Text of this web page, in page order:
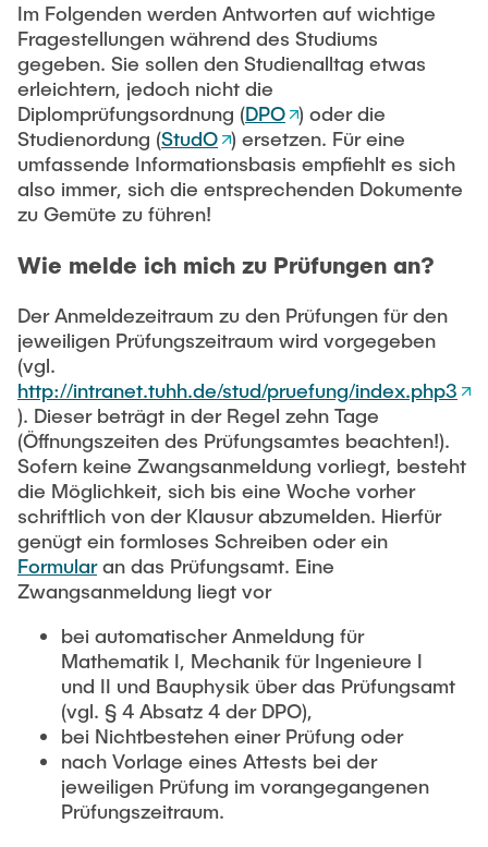
Newsroom
Pressemitteilungen
Flyer und Broschüren
Magazin spektrum
Veranstaltungen
Merchandise-Shop
Arbeiten an der TU Hamburg
Stellenausschreibungen
Berufsausbildung und Praktika
Berufungen
Neue Mitarbeitende
Intern
Beratung und Kontakt
Neu an der TUHH
Rund ums Studium
Studienorganisation
AI in Education
Berufseinstieg - Career Center
Graduiertenakademie
Promotion und Habilitation
Wissenschaftliche Weiterbildung
Lehre und Lernen
Best Practices Lehre
Hochschuldidaktik - ZLL
LearnING Center
Lehre im europäischen Verbund (ECIU)
WorkINGLab / Makerspace
UNU HUB "Engineering to Face Climate Change"
Forschungsförderung
Early Career Researchers
Team
Neues aus der Forschung &
Transfer
Interdisziplinärer Workshop des FSP
„Biobasierte Prozesse und
Reaktortechnologien“
Studiengänge
Forschung und Institute
Technologie und Innovation in der Bildung
News
Studiengänge
Studiengänge
Forschung und Institute
Maschinenbau
Studiengänge
Forschung und Institute
Studienbereich FIT
Institute im Überblick
Austauschstudium
Intercultural Hub
(Gast)Wissenschaftler*innen
Partnerships and Strategy
Partnerhochschulen Studierendenaustausch
Strategie
ECIU University
Contacts & International Team
Im Folgenden werden Antworten auf wichtige
Fragestellungen während des Studiums
gegeben. Sie sollen den Studienalltag etwas
erleichtern, jedoch nicht die
Diplomprüfungsordnung (DPO ) oder die
Studienordung (StudO ) ersetzen. Für eine
umfassende Informationsbasis empfiehlt es sich
also immer, sich die entsprechenden Dokumente
zu Gemüte zu führen!
Wie melde ich mich zu Prüfungen an?
Der Anmeldezeitraum zu den Prüfungen für den
jeweiligen Prüfungszeitraum wird vorgegeben
(vgl.
http://intranet.tuhh.de/stud/pruefung/index.php3
). Dieser beträgt in der Regel zehn Tage
(Öffnungszeiten des Prüfungsamtes beachten!).
Sofern keine Zwangsanmeldung vorliegt, besteht
die Möglichkeit, sich bis eine Woche vorher
schriftlich von der Klausur abzumelden. Hierfür
genügt ein formloses Schreiben oder ein
Formularan das Prüfungsamt. Eine
Zwangsanmeldung liegt vor
bei automatischer Anmeldung für
Mathematik I, Mechanik für Ingenieure I
und II und Bauphysik über das Prüfungsamt
(vgl. § 4 Absatz 4 der DPO),
bei Nichtbestehen einer Prüfung oder
nach Vorlage eines Attests bei der
jeweiligen Prüfung im vorangegangenen
Prüfungszeitraum.